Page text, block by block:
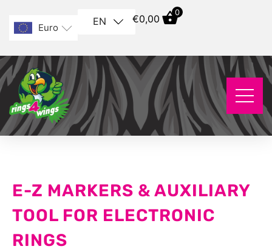
Euro
EN €0,00
0
E-Z MARKERS & AUXILIARY
TOOL FOR ELECTRONIC
RINGS